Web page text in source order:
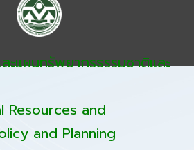
ะแผนทรัพยากรธรรมชาติและ
and
and Planning